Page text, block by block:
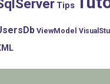
Tips
ViewModel